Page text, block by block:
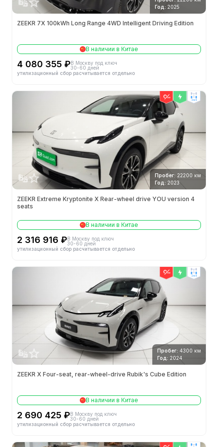
Год: 2025
ZEEKR 7X 100kWh Long Range 4WD Intelligent Driving Edition
В наличии в Китае
4 080 355 ₽В Москву под ключ
30-60 дней
утилизационный сбор расчитывается отдельно
2wd
Пробег: 22200 км
Год: 2023
ZEEKR Extreme Kryptonite X Rear-wheel drive YOU version 4
seats
В наличии в Китае
2 316 916 ₽В Москву под ключ
30-60 дней
утилизационный сбор расчитывается отдельно
2wd
Пробег: 4300 км
Год: 2024
ZEEKR X Four-seat, rear-wheel-drive Rubik's Cube Edition
В наличии в Китае
2 690 425 ₽В Москву под ключ
30-60 дней
утилизационный сбор расчитывается отдельно